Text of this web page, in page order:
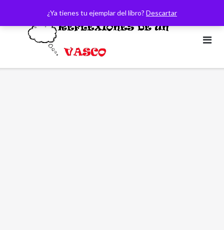
¿Ya tienes tu ejemplar del libro? Descartar
contenido